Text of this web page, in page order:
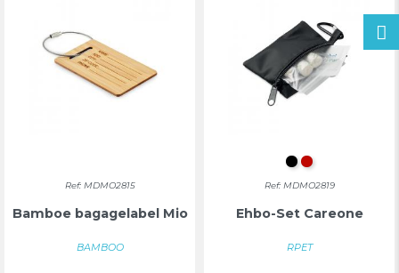
Ref: MDMO2815
Bamboe bagagelabel Mio
BAMBOO
ZWART
ROOD
Ref: MDMO2819
Ehbo-Set Careone
RPET